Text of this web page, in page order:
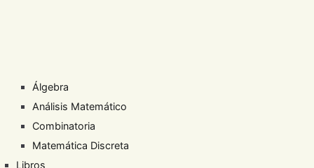
Álgebra
Análisis Matemático
Combinatoria
Matemática Discreta
Libros